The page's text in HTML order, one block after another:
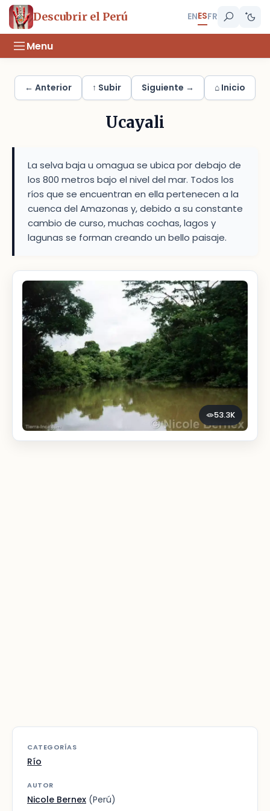
Descubrir el Perú ENESFR
Menu
← Anterior ↑ Subir Siguiente → ⌂ Inicio
Ucayali
La selva baja u omagua se ubica por debajo de
los 800 metros bajo el nivel del mar. Todos los
ríos que se encuentran en ella pertenecen a la
cuenca del Amazonas y, debido a su constante
cambio de curso, muchas cochas, lagos y
lagunas se forman creando un bello paisaje.
53.3K
CATEGORÍAS
Río
AUTOR
Nicole Bernex (Perú)